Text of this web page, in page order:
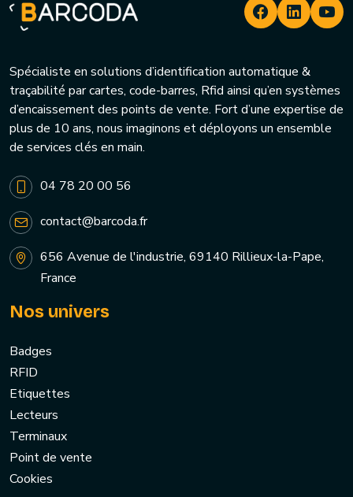
Spécialiste en solutions d’identification automatique &
traçabilité par cartes, code-barres, Rfid ainsi qu’en systèmes
d’encaissement des points de vente. Fort d’une expertise de
plus de 10 ans, nous imaginons et déployons un ensemble
de services clés en main.
04 78 20 00 56
contact@barcoda.fr
656 Avenue de l'industrie, 69140 Rillieux-la-Pape,
France
Nos univers
Badges
RFID
Etiquettes
Lecteurs
Terminaux
Point de vente
Cookies